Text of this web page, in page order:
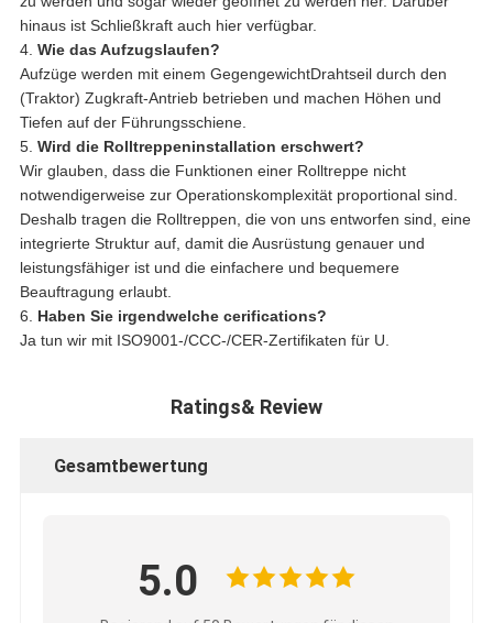
hinaus ist Schließkraft auch hier verfügbar.
4. Wie das Aufzugslaufen?
Aufzüge werden mit einem GegengewichtDrahtseil durch den
(Traktor) Zugkraft-Antrieb betrieben und machen Höhen und
Tiefen auf der Führungsschiene.
5. Wird die Rolltreppeninstallation erschwert?
Wir glauben, dass die Funktionen einer Rolltreppe nicht
notwendigerweise zur Operationskomplexität proportional sind.
Deshalb tragen die Rolltreppen, die von uns entworfen sind, eine
integrierte Struktur auf, damit die Ausrüstung genauer und
leistungsfähiger ist und die einfachere und bequemere
Beauftragung erlaubt.
6. Haben Sie irgendwelche cerifications?
Ja tun wir mit ISO9001-/CCC-/CER-Zertifikaten für U.
Ratings& Review
Gesamtbewertung
5.0